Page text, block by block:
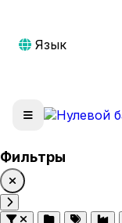
Язык
Фильтры